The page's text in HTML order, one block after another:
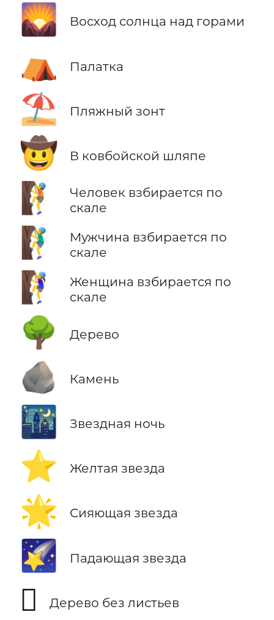
🌄 Восход солнца над горами
⛺ Палатка
⛱️ Пляжный зонт
🤠 В ковбойской шляпе
🧗
Человек взбирается по
скале
🧗‍♂️
Мужчина взбирается по
скале
🧗‍♀️
Женщина взбирается по
скале
🌳 Дерево
🪨 Камень
🌃 Звездная ночь
⭐ Желтая звезда
🌟 Сияющая звезда
🌠 Падающая звезда
🪾 Дерево без листьев